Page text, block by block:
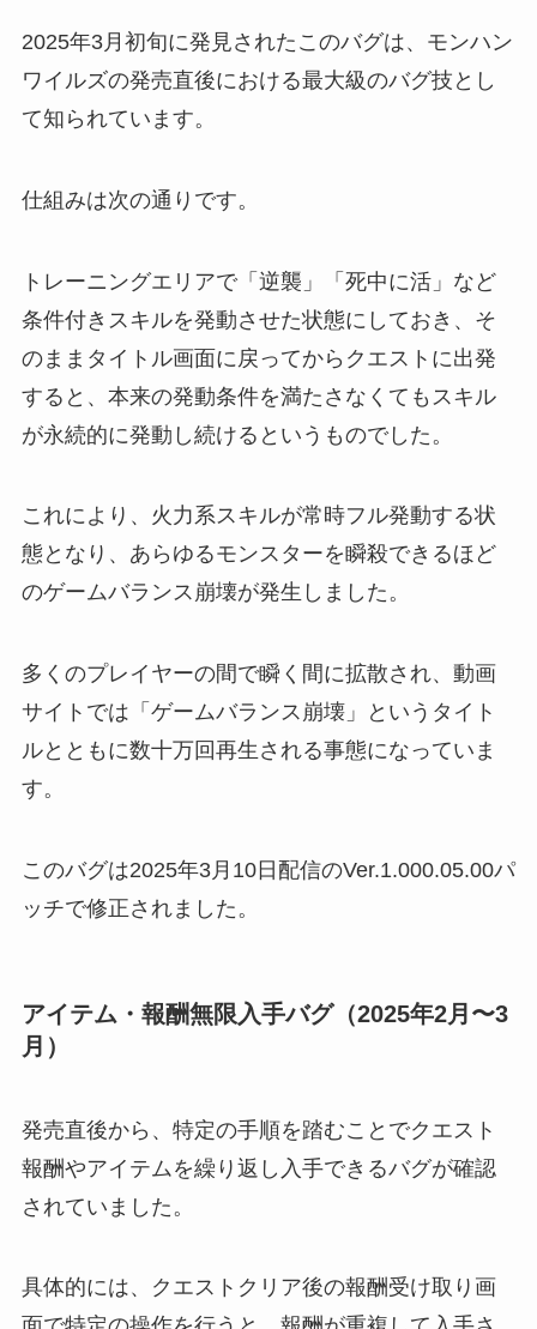
2025年3月初旬に発見されたこのバグは、モンハン
ワイルズの発売直後における最大級のバグ技とし
て知られています。
仕組みは次の通りです。
トレーニングエリアで「逆襲」「死中に活」など
条件付きスキルを発動させた状態にしておき、そ
のままタイトル画面に戻ってからクエストに出発
すると、本来の発動条件を満たさなくてもスキル
が永続的に発動し続けるというものでした。
これにより、火力系スキルが常時フル発動する状
態となり、あらゆるモンスターを瞬殺できるほど
のゲームバランス崩壊が発生しました。
多くのプレイヤーの間で瞬く間に拡散され、動画
サイトでは「ゲームバランス崩壊」というタイト
ルとともに数十万回再生される事態になっていま
す。
このバグは2025年3月10日配信のVer.1.000.05.00パ
ッチで修正されました。
アイテム・報酬無限入手バグ（2025年2月〜3
月）
発売直後から、特定の手順を踏むことでクエスト
報酬やアイテムを繰り返し入手できるバグが確認
されていました。
具体的には、クエストクリア後の報酬受け取り画